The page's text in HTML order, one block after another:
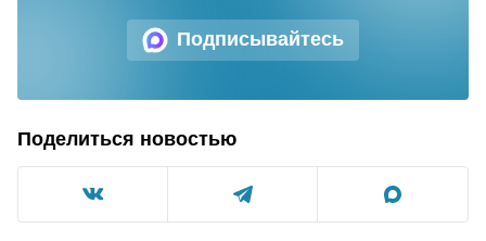
Подписывайтесь
Поделиться новостью